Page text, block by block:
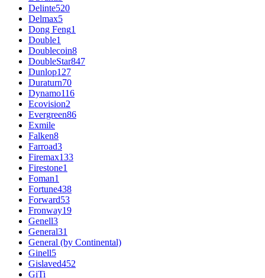
Delinte520
Delmax5
Dong Feng1
Double1
Doublecoin8
DoubleStar847
Dunlop127
Duraturn70
Dynamo116
Ecovision2
Evergreen86
Exmile
Falken8
Farroad3
Firemax133
Firestone1
Foman1
Fortune438
Forward53
Fronway19
Genell3
General31
General (by Continental)
Ginell5
Gislaved452
GiTi